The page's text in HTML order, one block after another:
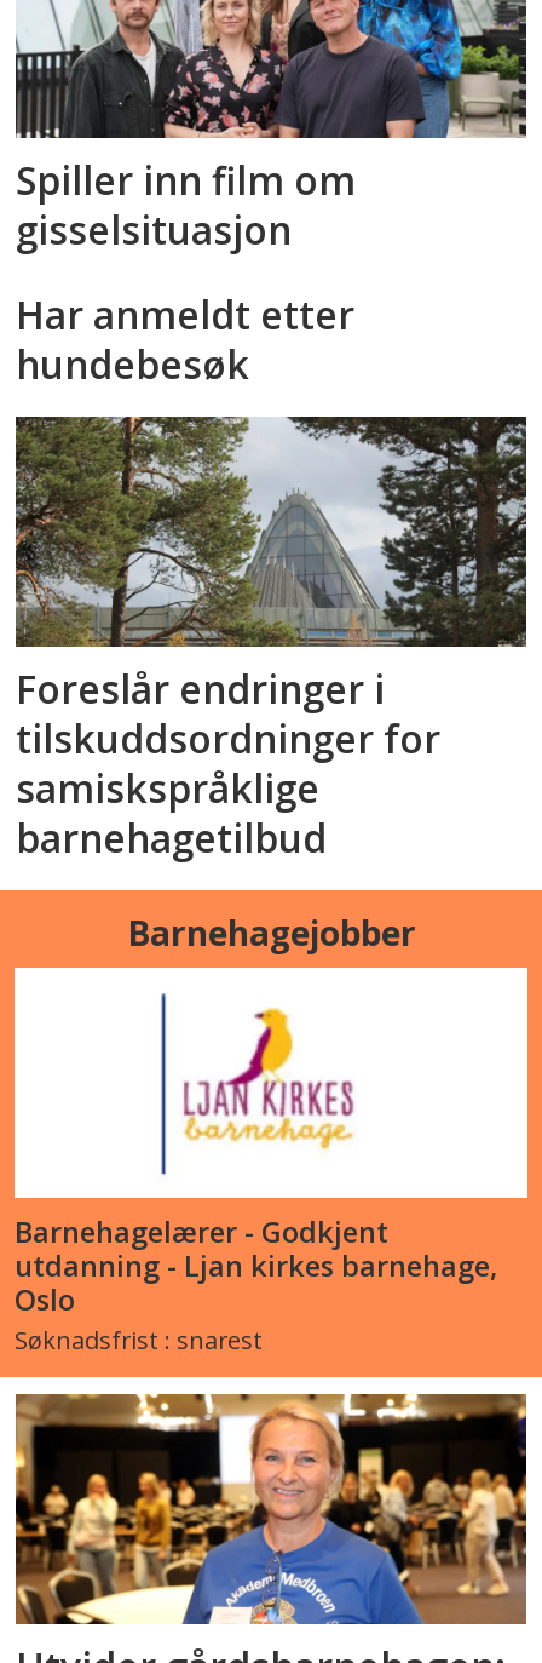
Spiller inn film om
gisselsituasjon
Har anmeldt etter
hundebesøk
Foreslår endringer i
tilskuddsordninger for
samiskspråklige
barnehagetilbud
Barnehagejobber
Barnehagelærer - Godkjent
utdanning - Ljan kirkes barnehage,
Oslo
Søknadsfrist : snarest